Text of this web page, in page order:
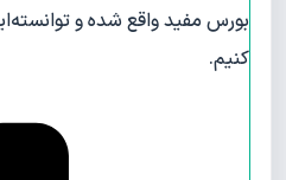
بورس مفید واقع شده و
کنیم.